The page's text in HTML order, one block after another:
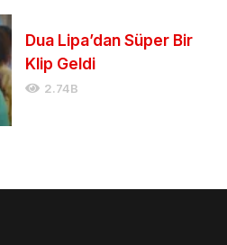
Dua Lipa’dan Süper Bir
Klip Geldi
2.74B